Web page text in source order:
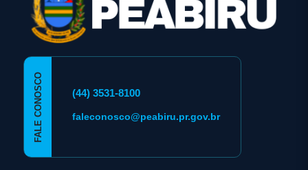
FALE CONOSCO (44) 3531-8100
faleconosco@peabiru.pr.gov.br